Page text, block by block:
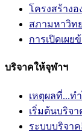
โครงสร้างอ
สภามหาวิท
การเปิดเผ
บริจาคให้จุฬาฯ
เหตุผลที่...ท
เริ่มต้นบริจา
ระบบบริจา